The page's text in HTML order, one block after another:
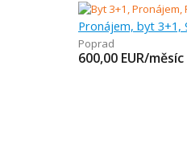
Pronájem, byt 3+1,
Poprad
600,00 EUR/měsíc